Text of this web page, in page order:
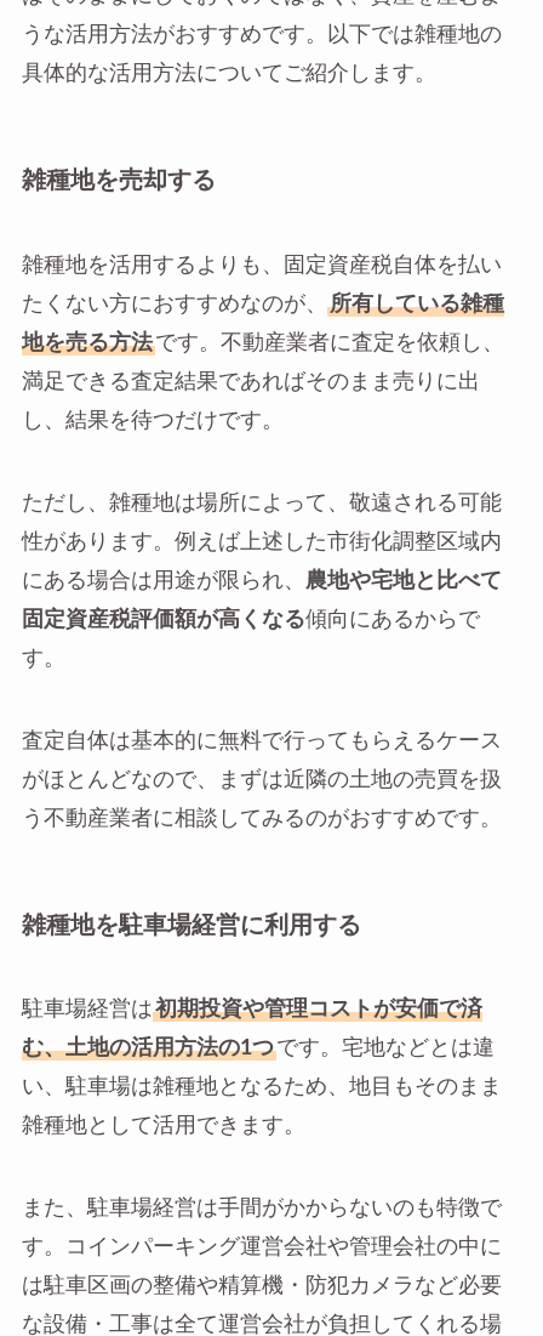
うな活用方法がおすすめです。以下では雑種地の
具体的な活用方法についてご紹介します。
雑種地を売却する
雑種地を活用するよりも、固定資産税自体を払い
たくない方におすすめなのが、
所有している雑種
地を売る方法です。不動産業者に査定を依頼し、
満足できる査定結果であればそのまま売りに出
し、結果を待つだけです。
ただし、雑種地は場所によって、敬遠される可能
性があります。例えば上述した市街化調整区域内
にある場合は用途が限られ、 農地や宅地と比べて
固定資産税評価額が高くなる傾向にあるからで
す。
査定自体は基本的に無料で行ってもらえるケース
がほとんどなので、まずは近隣の土地の売買を扱
う不動産業者に相談してみるのがおすすめです。
雑種地を駐車場経営に利用する
駐車場経営は初期投資や管理コストが安価で済
む、土地の活用方法の1つです。宅地などとは違
い、駐車場は雑種地となるため、地目もそのまま
雑種地として活用できます。
また、駐車場経営は手間がかからないのも特徴で
す。コインパーキング運営会社や管理会社の中に
は駐車区画の整備や精算機・防犯カメラなど必要
な設備・工事は全て運営会社が負担してくれる場